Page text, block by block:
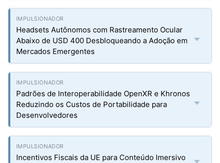
Headsets Autônomos com Rastreamento Ocular
Abaixo de USD 400 Desbloqueando a Adoção em
Mercados Emergentes
Padrões de Interoperabilidade OpenXR e Khronos
Reduzindo os Custos de Portabilidade para
Desenvolvedores
Incentivos Fiscais da UE para Conteúdo Imersivo